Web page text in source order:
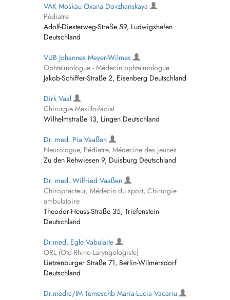
VAK Moskau Oxana Dovzhanskaya
Pédiatre
Adolf-Diesterweg-Straße 59, Ludwigshafen
Deutschland
VUB Johannes Meyer-Wilmes
Ophtalmologue - Médecin ophtalmologue
Jakob-Schiffer-Straße 2, Eisenberg Deutschland
Dirk Vaal
Chirurgie Maxillo-facial
Wilhelmstraße 13, Lingen Deutschland
Dr. med. Pia Vaaßen
Neurologue, Pédiatre, Médecine des jeunes
Zu den Rehwiesen 9, Duisburg Deutschland
Dr. med. Wilfried Vaaßen
Chiropracteur, Médecin du sport, Chirurgie
ambulatoire
Theodor-Heuss-Straße 35, Triefenstein
Deutschland
Dr.med. Egle Vabulaite
ORL (Oto-Rhino-Laryngologiste)
Lietzenburger Straße 71, Berlin-Wilmersdorf
Deutschland
Dr.medic/IM Temeschb Maria-Lucia Vacariu